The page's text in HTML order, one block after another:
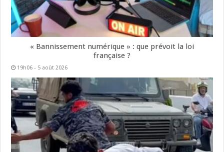
« Bannissement numérique » : que prévoit la loi
française ?
19h06 - 5 août 2026